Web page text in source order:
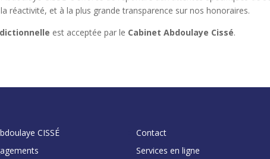
la réactivité, et à la plus grande transparence sur nos honoraires.
est acceptée par le Cabinet Abdoulaye Cissé.
CISSÉ
Contact
Services en ligne